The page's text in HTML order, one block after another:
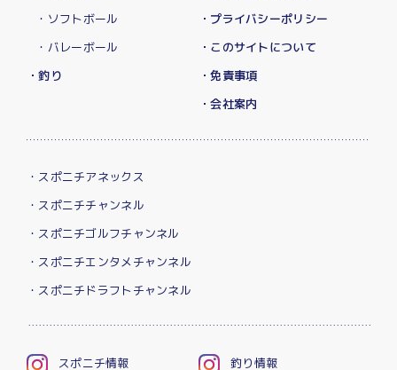
・ソフトボール
・バレーボール
・釣り
・プライバシーポリシー
・このサイトについて
・免責事項
・会社案内
・スポニチアネックス
・スポニチチャンネル
・スポニチゴルフチャンネル
・スポニチエンタメチャンネル
・スポニチドラフトチャンネル
スポニチ情報 釣り情報